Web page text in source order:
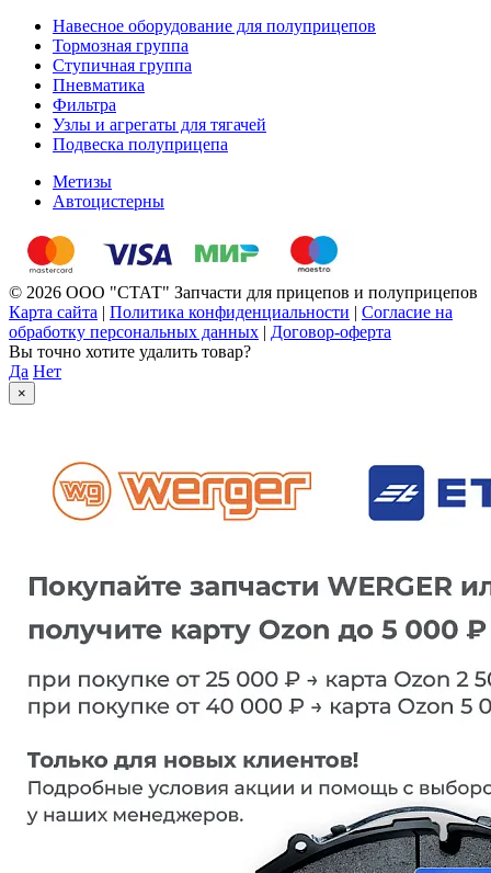
Навесное оборудование для полуприцепов
Тормозная группа
Ступичная группа
Пневматика
Фильтра
Узлы и агрегаты для тягачей
Подвеска полуприцепа
Метизы
Автоцистерны
© 2026 ООО "СТАТ" Запчасти для прицепов и полуприцепов
Карта сайта | Политика конфиденциальности | Согласие на
обработку персональных данных | Договор-оферта
Вы точно хотите удалить товар?
Да Нет
×